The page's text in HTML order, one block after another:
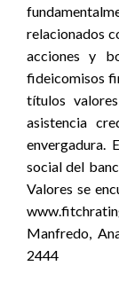
relacionados
acciones y
fideicomisos
títulos
asistencia
envergadura.
social del
Valores se
Manfredo,
2444